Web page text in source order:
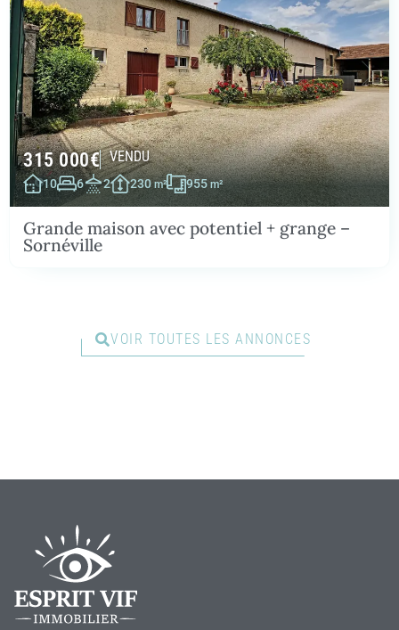
315 000€ VENDU
10 6 2 230m² 955m²
Grande maison avec potentiel + grange –
Sornéville
VOIR TOUTES LES ANNONCES